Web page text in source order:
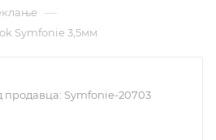
—
Symfonie 3,5мм
продавца: Symfonie-20703